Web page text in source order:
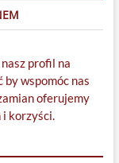
profil na
by wspomóc nas
oferujemy
i korzyści.